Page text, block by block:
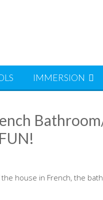
IMMERSION
house in French, the